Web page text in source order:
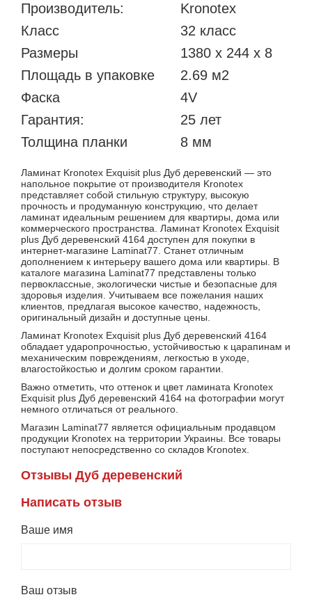
Производитель:
Kronotex
Класс
32 класс
Размеры
1380 x 244 x 8
Площадь в упаковке
2.69 м2
Фаска
4V
Гарантия:
25 лет
Толщина планки
8 мм
Ламинат Kronotex Exquisit plus Дуб деревенский — это
напольное покрытие от производителя Kronotex
представляет собой стильную структуру, высокую
прочность и продуманную конструкцию, что делает
ламинат идеальным решением для квартиры, дома или
коммерческого пространства. Ламинат Kronotex Exquisit
plus Дуб деревенский 4164 доступен для покупки в
интернет-магазине Laminat77. Станет отличным
дополнением к интерьеру вашего дома или квартиры. В
каталоге магазина Laminat77 представлены только
первоклассные, экологически чистые и безопасные для
здоровья изделия. Учитываем все пожелания наших
клиентов, предлагая высокое качество, надежность,
оригинальный дизайн и доступные цены.
Ламинат Kronotex Exquisit plus Дуб деревенский 4164
обладает ударопрочностью, устойчивостью к царапинам и
механическим повреждениям, легкостью в уходе,
влагостойкостью и долгим сроком гарантии.
Важно отметить, что оттенок и цвет ламината Kronotex
Exquisit plus Дуб деревенский 4164 на фотографии могут
немного отличаться от реального.
Магазин Laminat77 является официальным продавцом
продукции Kronotex на территории Украины. Все товары
поступают непосредственно со складов Kronotex.
Отзывы Дуб деревенский
Написать отзыв
Ваше имя
Ваш отзыв